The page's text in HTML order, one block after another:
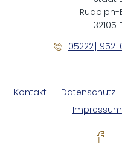
Rudolph-
32105
[05222] 952-
Kontakt Datenschutz
Impressum